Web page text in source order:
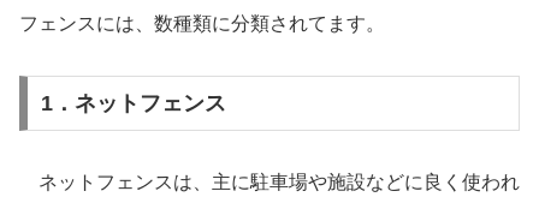
フェンスには、数種類に分類されてます。
1．ネットフェンス
ネットフェンスは、主に駐車場や施設などに良く使われ